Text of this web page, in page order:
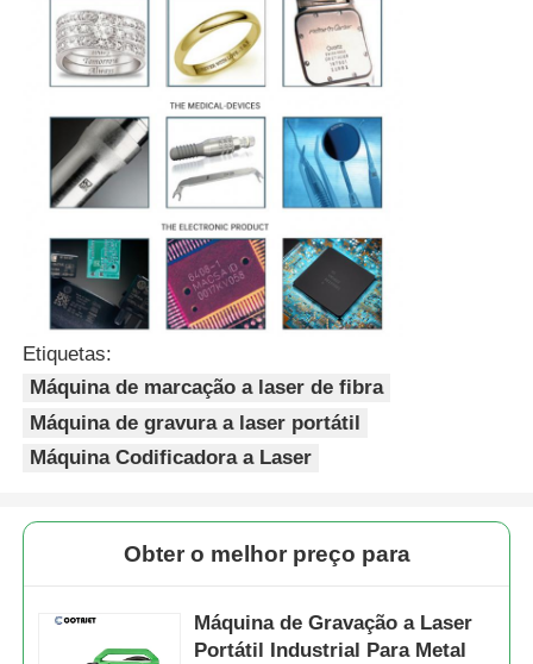
Etiquetas:
Máquina de marcação a laser de fibra
Máquina de gravura a laser portátil
Máquina Codificadora a Laser
Obter o melhor preço para
Máquina de Gravação a Laser
Portátil Industrial Para Metal